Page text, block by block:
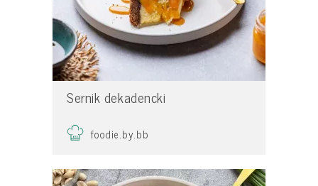
Sernik dekadencki
foodie.by.bb